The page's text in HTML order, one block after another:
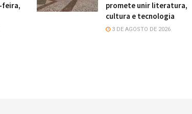
feira,
promete unir literatura,
cultura e tecnologia
3 DE AGOSTO DE 2026